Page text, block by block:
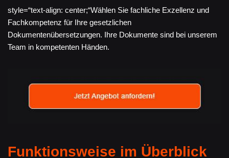
style=“text-align: center;“Wählen Sie fachliche Exzellenz und
Fachkompetenz für Ihre gesetzlichen
Dokumentenübersetzungen. Ihre Dokumente sind bei unserem
Team in kompetenten Händen.
Funktionsweise im Überblick